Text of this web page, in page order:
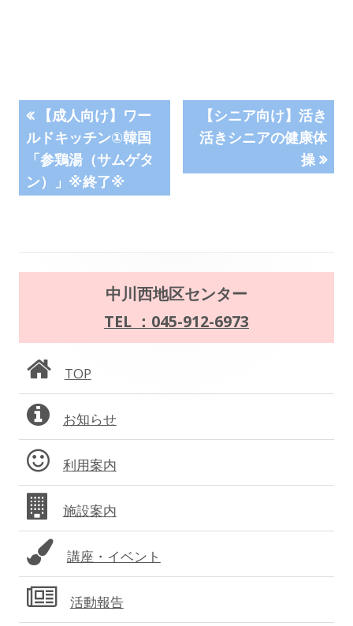
投
稿
ナ
ョ
ン
前
の
記
事:
【成人向け】ワー
ルドキッチン①韓国
「参鶏湯（サムゲタ
ン）」※終了※
次
の
【シニア向け】活き
活きシニアの健康体
操
ン
サ
イ
ド
バ
ー
中川西地区センター
TEL ：045-912-6973
TOP
お知らせ
利用案内
施設案内
講座・イベント
活動報告